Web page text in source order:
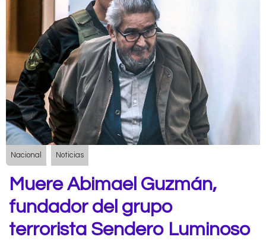
Nacional Noticias
Muere Abimael Guzmán,
fundador del grupo
terrorista Sendero Luminoso